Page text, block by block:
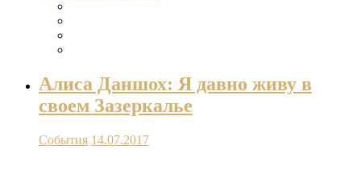
Алиса Даншох: Я давно живу в
своем Зазеркалье
События 14.07.2017